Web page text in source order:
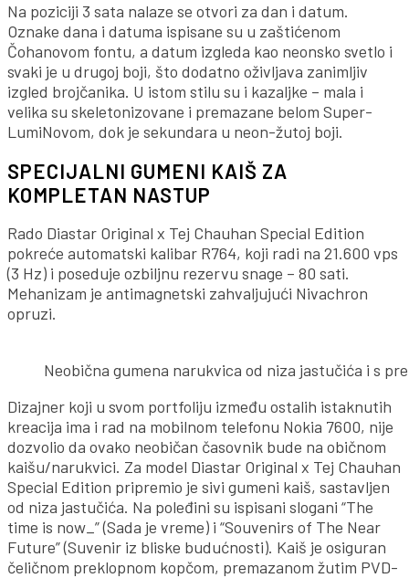
Na poziciji 3 sata nalaze se otvori za dan i datum.
Oznake dana i datuma ispisane su u zaštićenom
Čohanovom fontu, a datum izgleda kao neonsko svetlo i
svaki je u drugoj boji, što dodatno oživljava zanimljiv
izgled brojčanika. U istom stilu su i kazaljke – mala i
velika su skeletonizovane i premazane belom Super-
LumiNovom, dok je sekundara u neon-žutoj boji.
SPECIJALNI GUMENI KAIŠ ZA
KOMPLETAN NASTUP
Rado Diastar Original x Tej Chauhan Special Edition
pokreće automatski kalibar R764, koji radi na 21.600 vps
(3 Hz) i poseduje ozbiljnu rezervu snage – 80 sati.
Mehanizam je antimagnetski zahvaljujući Nivachron
opruzi.
Neobična gumena narukvica od niza jastučića i s
Dizajner koji u svom portfoliju između ostalih istaknutih
kreacija ima i rad na mobilnom telefonu Nokia 7600, nije
dozvolio da ovako neobičan časovnik bude na običnom
kaišu/narukvici. Za model Diastar Original x Tej Chauhan
Special Edition pripremio je sivi gumeni kaiš, sastavljen
od niza jastučića. Na poleđini su ispisani slogani “The
time is now_” (Sada je vreme) i “Souvenirs of The Near
Future” (Suvenir iz bliske budućnosti). Kaiš je osiguran
čeličnom preklopnom kopčom, premazanom žutim PVD-